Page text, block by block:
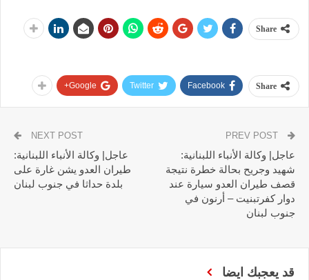
Share
Share
Facebook
Twitter
Google+
عاجل| وكالة الأنباء اللبنانية:
شهيد وجريح بحالة خطرة نتيجة
قصف طيران العدو سيارة عند
دوار كفرتبنيت – أرنون في
جنوب لبنان
NEXT POST
عاجل| وكالة الأنباء اللبنانية:
طيران العدو يشن غارة على
بلدة حداثا في جنوب لبنان
قد يعجبك ايضا